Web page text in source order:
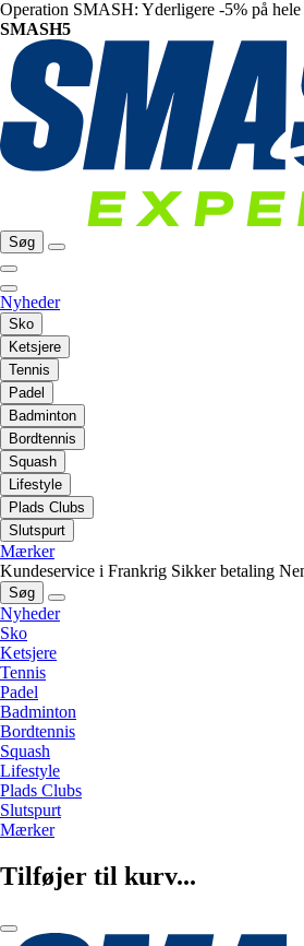
Operation SMASH: Yderligere -5% på hele
SMASH5
Søg
Nyheder
Sko
Ketsjere
Tennis
Padel
Badminton
Bordtennis
Squash
Lifestyle
Plads Clubs
Slutspurt
Mærker
Kundeservice i Frankrig Sikker betaling
Søg
Nyheder
Sko
Ketsjere
Tennis
Padel
Badminton
Bordtennis
Squash
Lifestyle
Plads Clubs
Slutspurt
Mærker
Tilføjer til kurv...